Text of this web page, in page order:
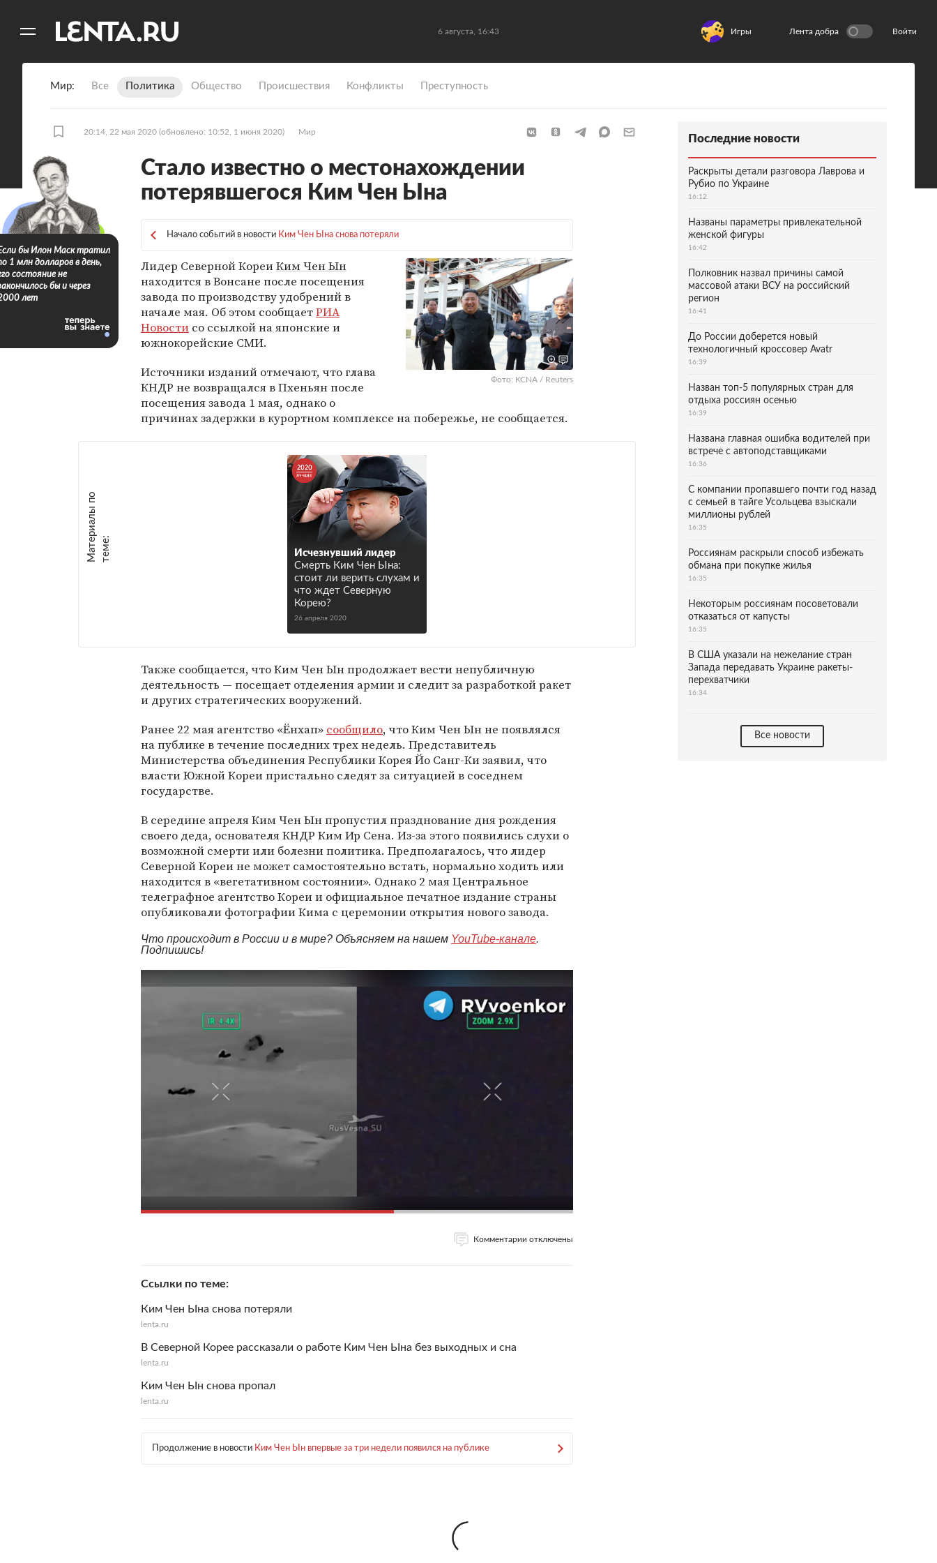
6 августа, 16:43 Игры Лента добра Войти
Мир Все Политика Общество Происшествия Конфликты Преступность
20:14, 22 мая 2020 (обновлено: 10:52, 1 июня 2020) Мир
Стало известно о местонахождении
потерявшегося Ким Чен Ына
Начало событий в новости Ким Чен Ына снова потеряли
Фото: KCNA / Reuters
Лидер Северной КореиКим Чен Ын
находится в Вонсане после посещения
завода по производству удобрений в
начале мая. Об этом сообщаетРИА
Новости со ссылкой на японские и
южнокорейские СМИ.
Источники изданий отмечают, что глава
КНДР не возвращался в Пхеньян после
посещения завода 1 мая, однако о
причинах задержки в курортном комплексе на побережье, не сообщается.
М
а
т е
р
и
а
л
ы
п
о
т
е
м
е :
Исчезнувший лидер
Смерть Ким Чен Ына:
стоит ли верить слухам и
что ждет Северную
Корею?
26 апреля 2020
Также сообщается, что Ким Чен Ын продолжает вести непубличную
деятельность — посещает отделения армии и следит за разработкой ракет
и других стратегических вооружений.
Ранее 22 мая агентство «Ёнхап» сообщило, что Ким Чен Ын не появлялся
на публике в течение последних трех недель. Представитель
Министерства объединения Республики Корея Йо Санг-Ки заявил, что
власти Южной Кореи пристально следят за ситуацией в соседнем
государстве.
В середине апреля Ким Чен Ын пропустил празднование дня рождения
своего деда, основателя КНДР Ким Ир Сена. Из-за этого появились слухи о
возможной смерти или болезни политика. Предполагалось, что лидер
Северной Кореи не может самостоятельно встать, нормально ходить или
находится в «вегетативном состоянии». Однако 2 мая Центральное
телеграфное агентство Кореи и официальное печатное издание страны
опубликовали фотографии Кима с церемонии открытия нового завода.
Что происходит в России и в мире? Объясняем на нашем YouTube-канале.
Подпишись!
Комментарии отключены
Ссылки по теме
Ким Чен Ына снова потеряли
lenta.ru
В Северной Корее рассказали о работе Ким Чен Ына без выходных и сна
lenta.ru
Ким Чен Ын снова пропал
lenta.ru
Продолжение в новости Ким Чен Ын впервые за три недели появился на публике
бы Илон Маск тратил
1 млн долларов в день,
состояние не
бы и через
лет
Последние новости
Раскрыты детали разговора Лаврова и
Рубио по Украине
16:12
Названы параметры привлекательной
женской фигуры
16:42
Полковник назвал причины самой
массовой атаки ВСУ на российский
регион
16:41
До России доберется новый
технологичный кроссовер Avatr
16:39
Назван топ-5 популярных стран для
отдыха россиян осенью
16:39
Названа главная ошибка водителей при
встрече с автоподставщиками
16:36
С компании пропавшего почти год назад
с семьей в тайге Усольцева взыскали
миллионы рублей
16:35
Россиянам раскрыли способ избежать
обмана при покупке жилья
16:35
Некоторым россиянам посоветовали
отказаться от капусты
16:35
В США указали на нежелание стран
Запада передавать Украине ракеты-
перехватчики
16:34
Все новости